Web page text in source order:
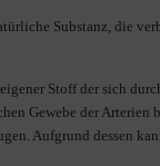
Substanz, die
Stoff der sich
Gewebe der Arterien
Aufgrund dessen